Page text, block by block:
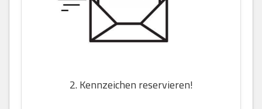
2. Kennzeichen reservieren!